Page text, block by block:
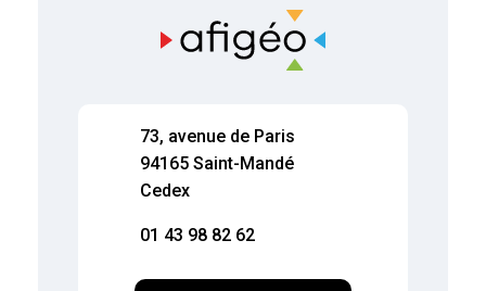
73, avenue de Paris
94165 Saint-Mandé
Cedex
01 43 98 82 62